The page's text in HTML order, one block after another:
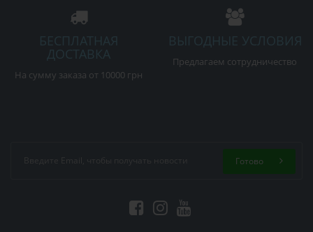
БЕСПЛАТНАЯ
ДОСТАВКА
На сумму заказа от 10000 грн
ВЫГОДНЫЕ УСЛОВИЯ
Предлагаем сотрудничество
Готово